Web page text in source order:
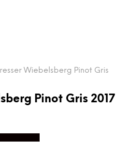
Wiebelsberg Pinot Gris
Pinot Gris 2017